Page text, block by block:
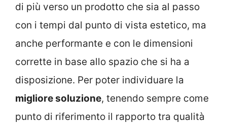
di più verso un prodotto che sia al passo
con i tempi dal punto di vista estetico, ma
anche performante e con le dimensioni
corrette in base allo spazio che si ha a
disposizione. Per poter individuare la
migliore soluzione, tenendo sempre come
punto di riferimento il rapporto tra qualità